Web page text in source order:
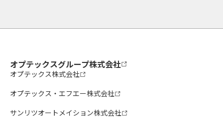
オプテックスグループ株式会社
オプテックス株式会社
オプテックス・エフエー株式会社
サンリツオートメイション株式会社